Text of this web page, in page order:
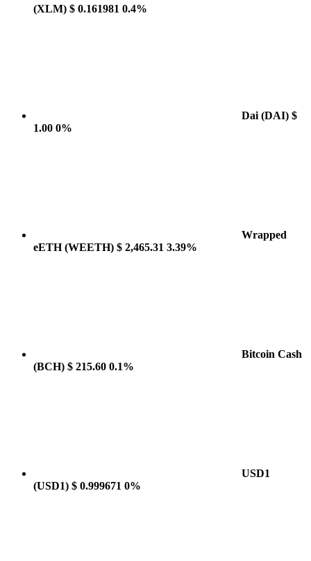
(XLM) $ 0.161981 0.4%
Dai (DAI) $
1.00 0%
Wrapped
eETH(WEETH) $ 2,465.31 3.39%
Bitcoin Cash
(BCH) $ 215.60 0.1%
USD1
(USD1) $ 0.999671 0%